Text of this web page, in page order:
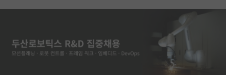
유학교육
반도체 아카데미